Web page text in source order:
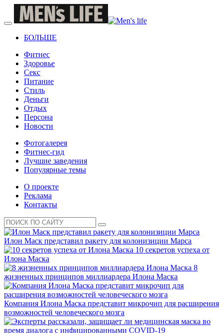
БОЛЬШЕ
Фитнес
Здоровье
Секс
Питание
Стиль
Деньги
Отдых
Персона
Новости
Фотогалерея
Фитнес-гид
Лучшие заведения
Популярные темы
О проекте
Реклама
Контакты
Илон Маск представил ракету для колонизиции Марса
10 секретов успеха от
Илона Маска
8
жизненных принципов миллиардера Илона Маска
Компания Илона Маска представит микрочип для расширения
возможностей человеческого мозга